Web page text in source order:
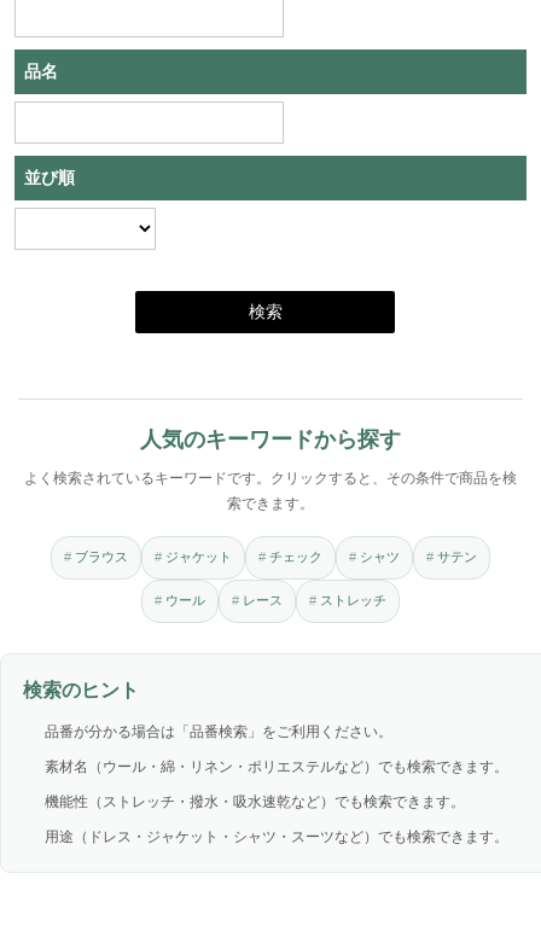
品名
並び順
人気のキーワードから探す
よく検索されているキーワードです。クリックすると、その条件で商品を検
索できます。
ブラウス ジャケット チェック シャツ サテン
ウール レース ストレッチ
検索のヒント
品番が分かる場合は「品番検索」をご利用ください。
素材名（ウール・綿・リネン・ポリエステルなど）でも検索できます。
機能性（ストレッチ・撥水・吸水速乾など）でも検索できます。
用途（ドレス・ジャケット・シャツ・スーツなど）でも検索できます。